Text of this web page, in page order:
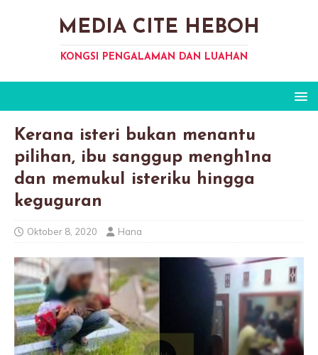
MEDIA CITE HEBOH
KONGSI PENGALAMAN DAN LUAHAN
Kerana isteri bukan menantu
pilihan, ibu sanggup mengh1na
dan memukuI isteriku hingga
keguguran
Oktober 8, 2020 Hana